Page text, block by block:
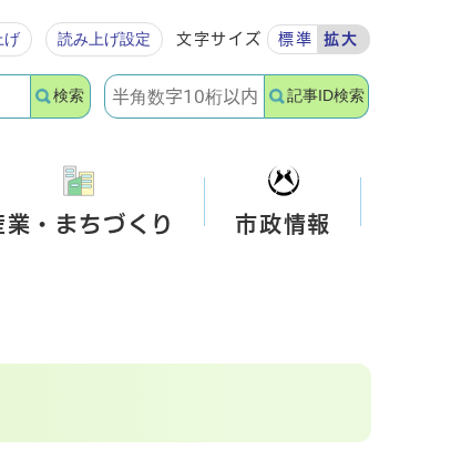
げ 読み上げ設定 文字サイズ 標準 拡大
検索 記事ID検索
業・まちづくり 市政情報